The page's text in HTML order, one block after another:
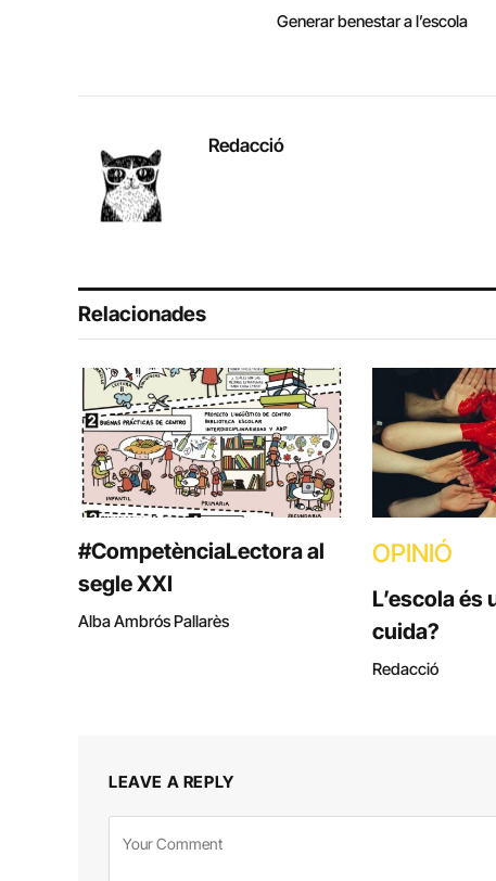
Generar benestar a l’escola
Redacció
Relacionades
#CompetènciaLectora al
segle XXI
Alba Ambrós Pallarès
OPINIÓ
L’escola és
cuida?
Redacció
LEAVE A REPLY